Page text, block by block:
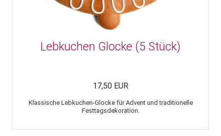
Lebkuchen Glocke (5 Stück)
17,50 EUR
Klassische Lebkuchen-Glocke für Advent und traditionelle
Festtagsdekoration.